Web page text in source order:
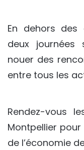
En dehors des
deux journées
nouer des
entre tous les
Rendez-vous
Montpellier
de l’économie